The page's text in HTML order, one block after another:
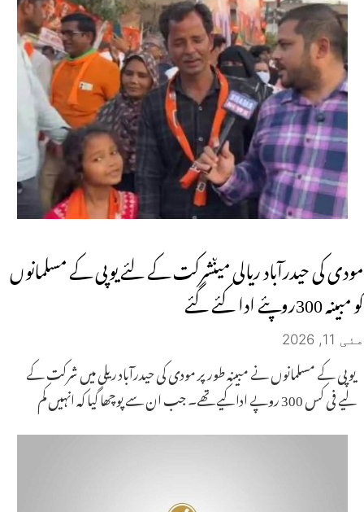
مودی کی حیدرآباد ریالی میںشرکت کے لئے یوپی کے مسلمانوں
کو مبینہ 300روپئے ادا کئے گئے
مئی 11, 2026
یوپی کے مسلمانوں نے مبینہ طور پر مودی کی حیدرآباد ریلی میں شرکت کے
لیے فی کس 300 روپے ادا کیے تھے۔ جب ان سے پوچھا گیا کہ انہیں کم